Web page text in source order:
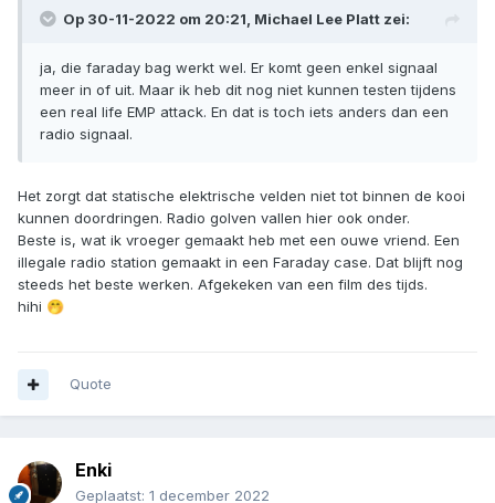
Op 30-11-2022 om 20:21, Michael Lee Platt zei:
ja, die faraday bag werkt wel. Er komt geen enkel signaal
meer in of uit. Maar ik heb dit nog niet kunnen testen tijdens
een real life EMP attack. En dat is toch iets anders dan een
radio signaal.
Het zorgt dat statische elektrische velden niet tot binnen de kooi
kunnen doordringen. Radio golven vallen hier ook onder.
Beste is, wat ik vroeger gemaakt heb met een ouwe vriend. Een
illegale radio station gemaakt in een Faraday case. Dat blijft nog
steeds het beste werken. Afgekeken van een film des tijds.
hihi 🤭
Quote
Enki
Geplaatst: 1 december 2022